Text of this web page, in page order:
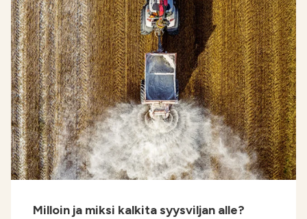
Milloin ja miksi kalkita syysviljan alle?